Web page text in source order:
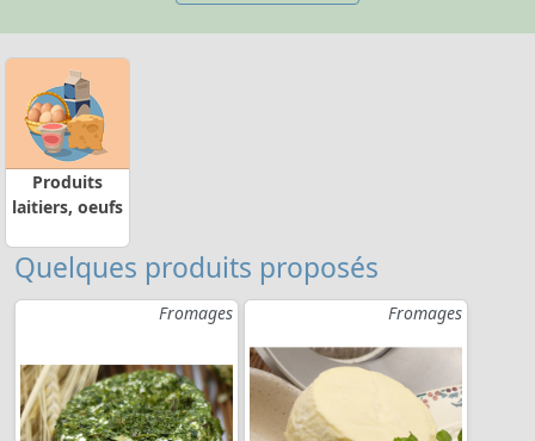
Produits
laitiers, oeufs
Quelques produits proposés
Fromages Fromages